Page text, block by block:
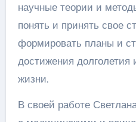
научные теории и
понять и принять свое
формировать планы и
достижения долголетия
жизни.
В своей работе